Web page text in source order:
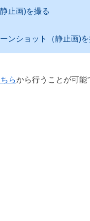
止画)を撮る
ンショット（静止画)を
らから行うことが可能